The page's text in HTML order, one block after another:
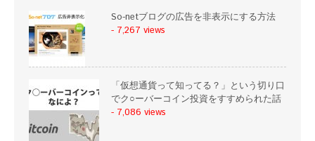
So-netブログの広告を非表示にする方法
- 7,267 views
「仮想通貨って知ってる？」という切り口
でク○ーバーコイン投資をすすめられた話
- 7,086 views